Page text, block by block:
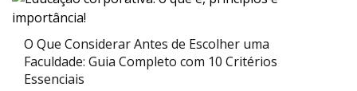
O Que Considerar Antes de Escolher uma
Faculdade: Guia Completo com 10 Critérios
Essenciais